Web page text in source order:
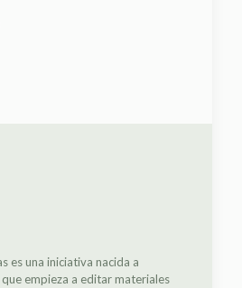
es una iniciativa nacida a
empieza a editar materiales